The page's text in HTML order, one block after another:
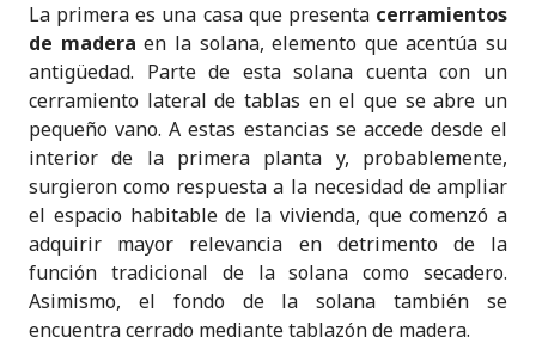
La primera es una casa que presenta cerramientos
de madera en la solana, elemento que acentúa su
antigüedad. Parte de esta solana cuenta con un
cerramiento lateral de tablas en el que se abre un
pequeño vano. A estas estancias se accede desde el
interior de la primera planta y, probablemente,
surgieron como respuesta a la necesidad de ampliar
el espacio habitable de la vivienda, que comenzó a
adquirir mayor relevancia en detrimento de la
función tradicional de la solana como secadero.
Asimismo, el fondo de la solana también se
encuentra cerrado mediante tablazón de madera.